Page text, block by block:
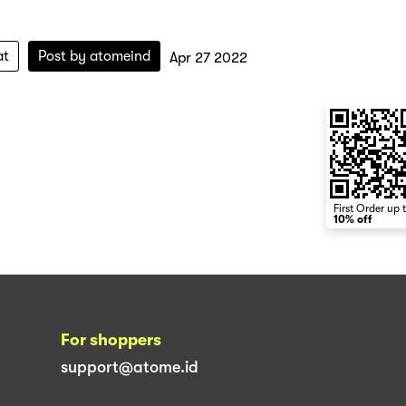
Post by atomeind Apr 27 2022
First Order up
10% off
For shoppers
support@atome.id